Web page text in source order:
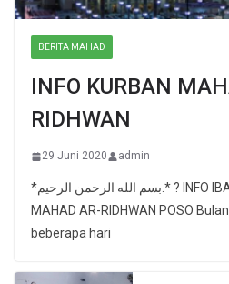
BERITA MAHAD
INFO KURBAN
RIDHWAN
29 Juni 2020 admin
*بسم الله الرحمن الرحيم.* ? INFO IBADAH KURBAN 1441 H
MAHAD AR-RIDHWAN POSO
beberapa hari